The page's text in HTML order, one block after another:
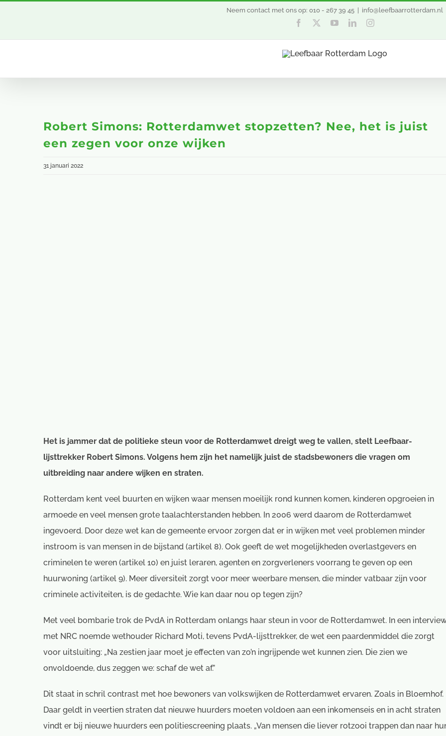
inhoud
Neem contact met ons op: 010 - 267 39 45 info@leefbaarrotterdam.nl
Facebook
TwitterYouTubeLinkedInInstagram
Robert Simons: Rotterdamwet stopzetten? Nee, het is juist
een zegen voor onze wijken
31 januari 2022
Het is jammer dat de politieke steun voor de Rotterdamwet dreigt weg te vallen, stelt Leefbaar-
lijsttrekker Robert Simons. Volgens hem zijn het namelijk juist de stadsbewoners die vragen om
uitbreiding naar andere wijken en straten.
Rotterdam kent veel buurten en wijken waar mensen moeilijk rond kunnen komen, kinderen opgroeien in
armoede en veel mensen grote taalachterstanden hebben. In 2006 werd daarom de Rotterdamwet
ingevoerd. Door deze wet kan de gemeente ervoor zorgen dat er in wijken met veel problemen minder
instroom is van mensen in de bijstand (artikel 8). Ook geeft de wet mogelijkheden overlastgevers en
criminelen te weren (artikel 10) en juist leraren, agenten en zorgverleners voorrang te geven op een
huurwoning (artikel 9). Meer diversiteit zorgt voor meer weerbare mensen, die minder vatbaar zijn voor
criminele activiteiten, is de gedachte. Wie kan daar nou op tegen zijn?
Met veel bombarie trok de PvdA in Rotterdam onlangs haar steun in voor de Rotterdamwet. In een
met NRC noemde wethouder Richard Moti, tevens PvdA-lijsttrekker, de wet een paardenmiddel die zorgt
voor uitsluiting: „Na zestien jaar moet je effecten van zo’n ingrijpende wet kunnen zien. Die zien we
onvoldoende, dus zeggen we: schaf de wet af.”
Dit staat in schril contrast met hoe bewoners van volkswijken de Rotterdamwet ervaren. Zoals in Bloemhof.
Daar geldt in veertien straten dat nieuwe huurders moeten voldoen aan een inkomenseis en in acht straten
vindt er bij nieuwe huurders een politiescreening plaats. „Van mensen die liever rotzooi trappen dan naar